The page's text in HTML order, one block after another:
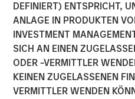
DEFINIERT) ENTSPRICHT,
ANLAGE IN PRODUKTEN
INVESTMENT
SICH AN EINEN
ODER -VERMITTLER
KEINEN ZUGELASSENEN
VERMITTLER WENDEN
Benjamin Huneke
Managing Director
Rui de Figueiredo, Ph.D.
Managing Director